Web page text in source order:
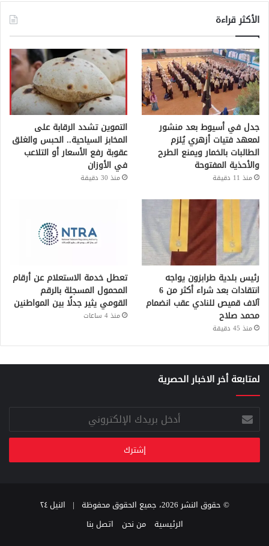
الأكثر قراءة
جدل في أسيوط بعد منشور
لمعهد فتيات أزهري يُلزم
الطالبات بالخمار ويمنع الطرح
والأحذية المفتوحة
منذ 11 دقيقة
التموين تشدد الرقابة على
المخابز السياحية.. الحبس والغلق
عقوبة رفع الأسعار أو التلاعب
في الأوزان
منذ 30 دقيقة
رئيس بلدية طرابزون يواجه
انتقادات بعد شراء أكثر من 6
آلاف قميص للنادي عقب انضمام
محمد صلاح
منذ 45 دقيقة
تعطل خدمة الاستعلام عن أرقام
المحمول المسجلة بالرقم
القومي يثير جدلًا بين المواطنين
منذ 4 ساعات
لمتابعة أخر الاخبار الحصرية
أدخل
بريدك
الإلكتروني
© حقوق النشر 2026، جميع الحقوق محفوظة |
النيل ٢٤
الرئيسية
من نحن اتصل بنا